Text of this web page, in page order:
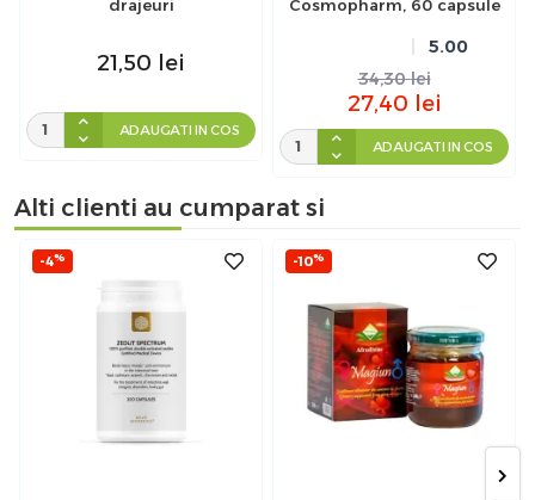
drajeuri
21,50 lei
ADAUGATI IN COS
Cosmopharm, 60 capsule
5.00
34,30 lei
27,40 lei
ADAUGATI IN COS
Alti clienti au cumparat si
-4% -10%